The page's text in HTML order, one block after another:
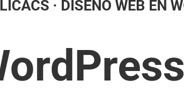
· DISEÑO WEB EN